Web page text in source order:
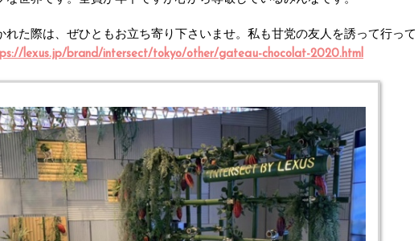
れた際は、ぜひともお立ち寄り下さいませ。私も甘党の友人を誘って行って
lexus.jp/brand/intersect/tokyo/other/gateau-chocolat-2020.html